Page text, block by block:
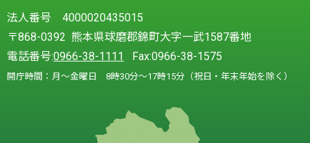
法人番号 4000020435015
〒868-0392 熊本県球磨郡錦町大字一武1587番地
電話番号:0966-38-1111 Fax:0966-38-1575
開庁時間：月～金曜日 8時30分～17時15分（祝日・年末年始を除く）